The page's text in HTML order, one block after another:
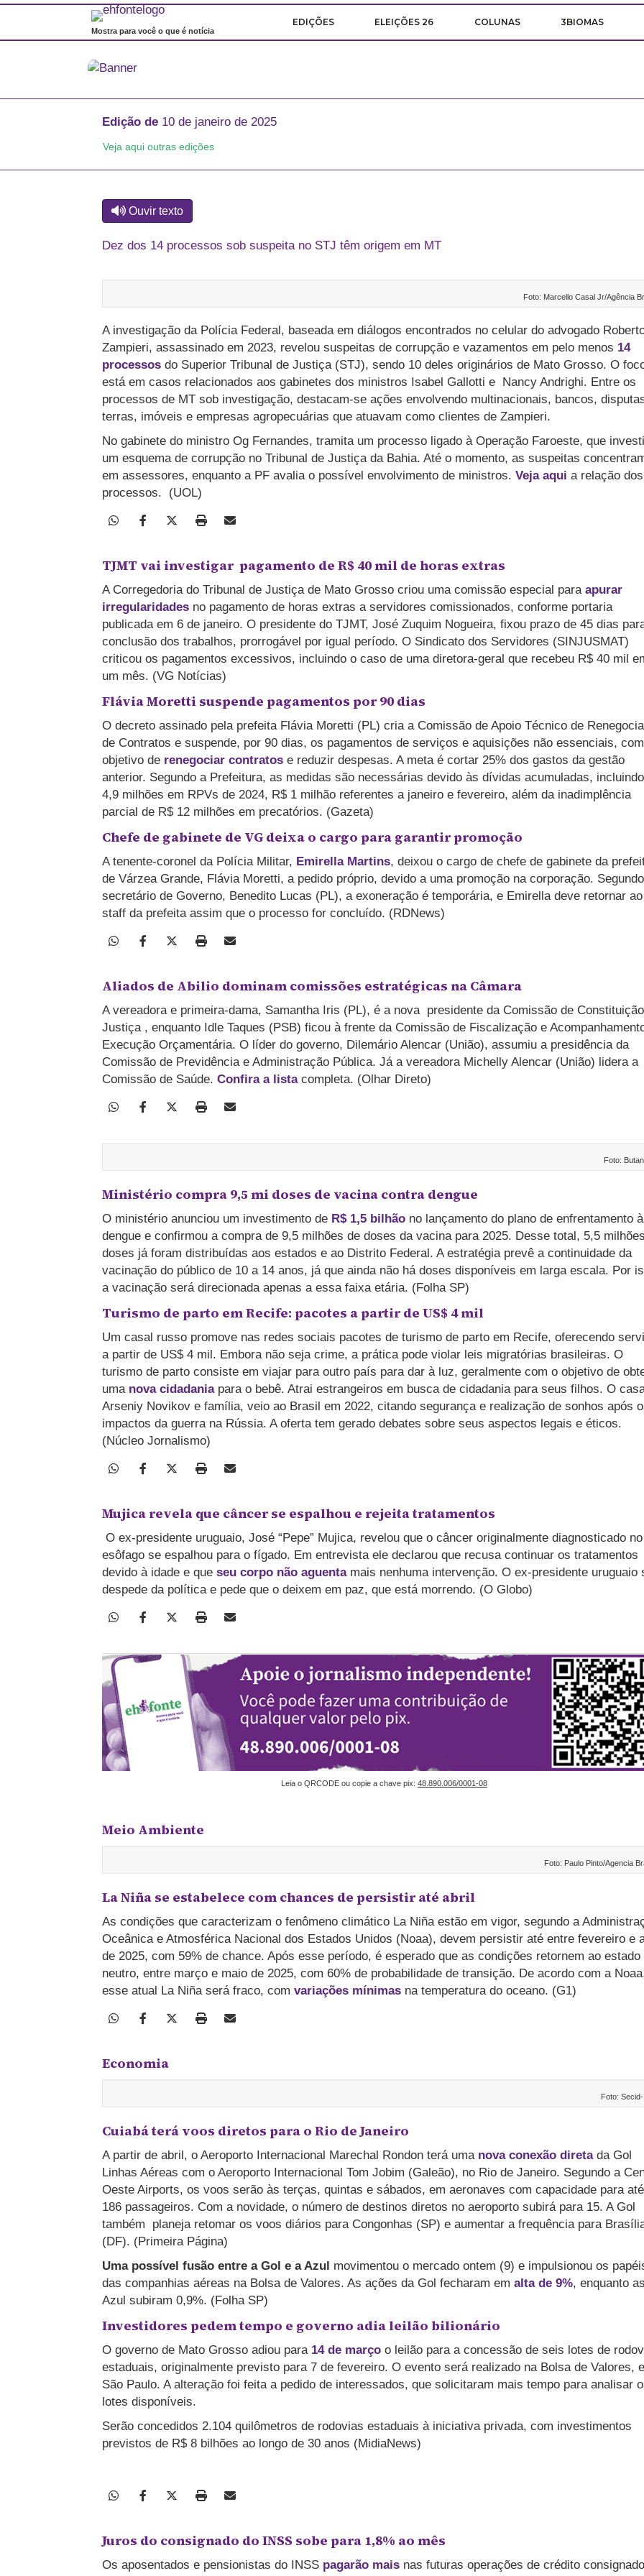
Mostra para você o que é notícia
EDIÇÕES ELEIÇÕES 26 COLUNAS 3BIOMAS
Edição de 10 de janeiro de 2025
Veja aqui outras edições
Ouvir texto
Dez dos 14 processos sob suspeita no STJ têm origem em MT
Foto: Marcello Casal Jr/Agência
A investigação da Polícia Federal, baseada em diálogos encontrados no celular do advogado
Zampieri, assassinado em 2023, revelou suspeitas de corrupção e vazamentos em pelo menos 14
processos do Superior Tribunal de Justiça (STJ), sendo 10 deles originários de Mato Grosso. O
está em casos relacionados aos gabinetes dos ministros Isabel Gallotti e Nancy Andrighi. Entre os
processos de MT sob investigação, destacam-se ações envolvendo multinacionais, bancos,
terras, imóveis e empresas agropecuárias que atuavam como clientes de Zampieri.
No gabinete do ministro Og Fernandes, tramita um processo ligado à Operação Faroeste, que
um esquema de corrupção no Tribunal de Justiça da Bahia. Até o momento, as suspeitas
em assessores, enquanto a PF avalia o possível envolvimento de ministros. Veja aqui a relação dos
processos. (UOL)
TJMT vai investigar pagamento de R$ 40 mil de horas extras
A Corregedoria do Tribunal de Justiça de Mato Grosso criou uma comissão especial para apurar
irregularidades no pagamento de horas extras a servidores comissionados, conforme portaria
publicada em 6 de janeiro. O presidente do TJMT, José Zuquim Nogueira, fixou prazo de 45 dias
conclusão dos trabalhos, prorrogável por igual período. O Sindicato dos Servidores (SINJUSMAT)
criticou os pagamentos excessivos, incluindo o caso de uma diretora-geral que recebeu R$ 40 mil
um mês. (VG Notícias)
Flávia Moretti suspende pagamentos por 90 dias
O decreto assinado pela prefeita Flávia Moretti (PL) cria a Comissão de Apoio Técnico de
de Contratos e suspende, por 90 dias, os pagamentos de serviços e aquisições não essenciais,
objetivo de renegociar contratos e reduzir despesas. A meta é cortar 25% dos gastos da gestão
anterior. Segundo a Prefeitura, as medidas são necessárias devido às dívidas acumuladas,
4,9 milhões em RPVs de 2024, R$ 1 milhão referentes a janeiro e fevereiro, além da inadimplência
parcial de R$ 12 milhões em precatórios. (Gazeta)
Chefe de gabinete de VG deixa o cargo para garantir promoção
A tenente-coronel da Polícia Militar, Emirella Martins, deixou o cargo de chefe de gabinete da
de Várzea Grande, Flávia Moretti, a pedido próprio, devido a uma promoção na corporação.
secretário de Governo, Benedito Lucas (PL), a exoneração é temporária, e Emirella deve retornar ao
staff da prefeita assim que o processo for concluído. (RDNews)
Aliados de Abilio dominam comissões estratégicas na Câmara
A vereadora e primeira-dama, Samantha Iris (PL), é a nova presidente da Comissão de
Justiça , enquanto Idle Taques (PSB) ficou à frente da Comissão de Fiscalização e
Execução Orçamentária. O líder do governo, Dilemário Alencar (União), assumiu a presidência da
Comissão de Previdência e Administração Pública. Já a vereadora Michelly Alencar (União) lidera a
Comissão de Saúde. Confira a listacompleta. (Olhar Direto)
Foto:
Ministério compra 9,5 mi doses de vacina contra dengue
O ministério anunciou um investimento de R$ 1,5 bilhão no lançamento do plano de enfrentamento à
dengue e confirmou a compra de 9,5 milhões de doses da vacina para 2025. Desse total, 5,5
doses já foram distribuídas aos estados e ao Distrito Federal. A estratégia prevê a continuidade da
vacinação do público de 10 a 14 anos, já que ainda não há doses disponíveis em larga escala. Por
a vacinação será direcionada apenas a essa faixa etária. (Folha SP)
Turismo de parto em Recife: pacotes a partir de US$ 4 mil
Um casal russo promove nas redes sociais pacotes de turismo de parto em Recife, oferecendo
a partir de US$ 4 mil. Embora não seja crime, a prática pode violar leis migratórias brasileiras. O
turismo de parto consiste em viajar para outro país para dar à luz, geralmente com o objetivo de
uma nova cidadaniapara o bebê. Atrai estrangeiros em busca de cidadania para seus filhos. O
Arseniy Novikov e família, veio ao Brasil em 2022, citando segurança e realização de sonhos após
impactos da guerra na Rússia. A oferta tem gerado debates sobre seus aspectos legais e éticos.
(Núcleo Jornalismo)
Mujica revela que câncer se espalhou e rejeita tratamentos
O ex-presidente uruguaio, José “Pepe” Mujica, revelou que o câncer originalmente diagnosticado no
esôfago se espalhou para o fígado. Em entrevista ele declarou que recusa continuar os tratamentos
devido à idade e que seu corpo não aguenta mais nenhuma intervenção. O ex-presidente uruguaio
despede da política e pede que o deixem em paz, que está morrendo. (O Globo)
Leia o QRCODE ou copie a chave pix: 48.890.006/0001-08
Meio Ambiente
Foto: Paulo Pinto/Agencia
La Niña se estabelece com chances de persistir até abril
As condições que caracterizam o fenômeno climático La Niña estão em vigor, segundo a
Oceânica e Atmosférica Nacional dos Estados Unidos (Noaa), devem persistir até entre fevereiro e
de 2025, com 59% de chance. Após esse período, é esperado que as condições retornem ao estado
neutro, entre março e maio de 2025, com 60% de probabilidade de transição. De acordo com a
esse atual La Niña será fraco, com variações mínimas na temperatura do oceano. (G1)
Economia
Foto:
Cuiabá terá voos diretos para o Rio de Janeiro
A partir de abril, o Aeroporto Internacional Marechal Rondon terá uma nova conexão diretada Gol
Linhas Aéreas com o Aeroporto Internacional Tom Jobim (Galeão), no Rio de Janeiro. Segundo a
Oeste Airports, os voos serão às terças, quintas e sábados, em aeronaves com capacidade para até
186 passageiros. Com a novidade, o número de destinos diretos no aeroporto subirá para 15. A Gol
também planeja retomar os voos diários para Congonhas (SP) e aumentar a frequência para
(DF). (Primeira Página)
Uma possível fusão entre a Gol e a Azul movimentou o mercado ontem (9) e impulsionou os
das companhias aéreas na Bolsa de Valores. As ações da Gol fecharam em alta de 9%, enquanto
Azul subiram 0,9%. (Folha SP)
Investidores pedem tempo e governo adia leilão bilionário
O governo de Mato Grosso adiou para 14 de março o leilão para a concessão de seis lotes de
estaduais, originalmente previsto para 7 de fevereiro. O evento será realizado na Bolsa de Valores,
São Paulo. A alteração foi feita a pedido de interessados, que solicitaram mais tempo para analisar
lotes disponíveis.
Serão concedidos 2.104 quilômetros de rodovias estaduais à iniciativa privada, com investimentos
previstos de R$ 8 bilhões ao longo de 30 anos (MidiaNews)
Juros do consignado do INSS sobe para 1,8% ao mês
Os aposentados e pensionistas do INSS pagarão mais nas futuras operações de crédito